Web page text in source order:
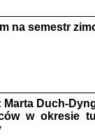
Zagłada
Studia i
na semestr
Duch-
w okresie